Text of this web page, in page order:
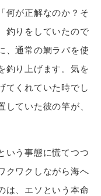
何が正解なのか？そ
釣りをしていたので
、通常の鯛ラバを使
釣り上げます。気を
てくれていた時でし
ていた彼の竿が、
いう事態に慌てつつ
クワクしながら海へ
は、エソという本命